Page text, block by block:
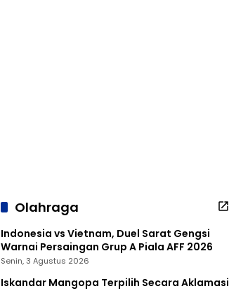
Olahraga
Indonesia vs Vietnam, Duel Sarat Gengsi
Warnai Persaingan Grup A Piala AFF 2026
Senin, 3 Agustus 2026
Iskandar Mangopa Terpilih Secara Aklamasi